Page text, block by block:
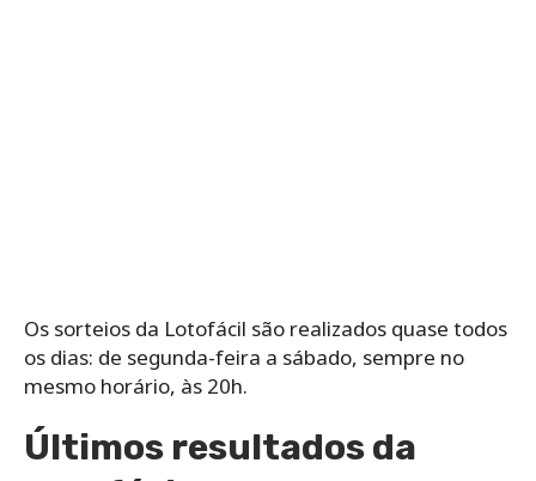
Os‌ ‌sorteios‌ ‌da‌ ‌Lotofácil‌ ‌são‌ ‌realizados‌ ‌quase‌ ‌todos‌
‌os‌ ‌dias: de‌ ‌segunda-feira‌ ‌a‌ ‌sábado,‌ ‌sempre‌ ‌no‌
‌mesmo‌ ‌horário,‌ ‌às‌ ‌20h.
Últimos resultados da